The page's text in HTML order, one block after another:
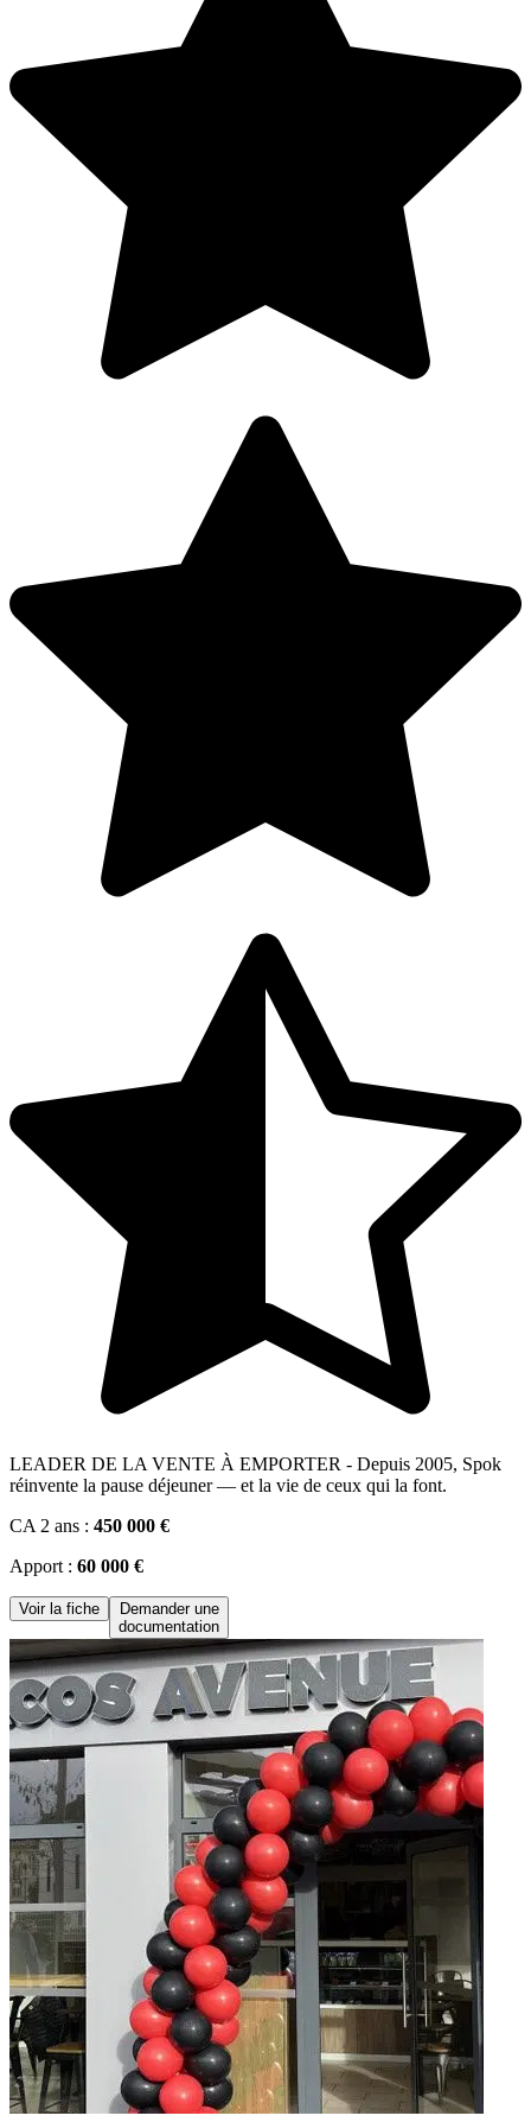
LEADER DE LA VENTE À EMPORTER - Depuis 2005, Spok
réinvente la pause déjeuner — et la vie de ceux qui la font.
CA 2 ans : 450 000 €
Apport : 60 000 €
Voir la fiche
Demander une
documentation